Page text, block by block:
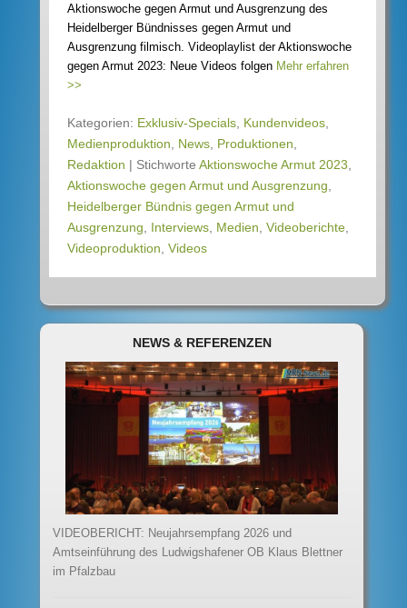
Aktionswoche gegen Armut und Ausgrenzung des
Heidelberger Bündnisses gegen Armut und
Ausgrenzung filmisch. Videoplaylist der Aktionswoche
gegen Armut 2023: Neue Videos folgen Mehr erfahren
>>
Kategorien: Exklusiv-Specials Kundenvideos
Medienproduktion
News Produktionen
Redaktion | Stichworte Aktionswoche Armut 2023
Aktionswoche gegen Armut und Ausgrenzung
Heidelberger Bündnis gegen Armut und
Ausgrenzung
Interviews Medien Videoberichte
Videoproduktion Videos
NEWS & REFERENZEN
VIDEOBERICHT: Neujahrsempfang 2026 und
Amtseinführung des Ludwigshafener OB Klaus Blettner
im Pfalzbau